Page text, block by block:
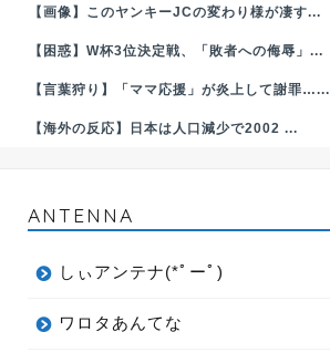
【画像】このヤンキーJCの変わり様が凄す...
【困惑】W杯3位決定戦、「敗者への侮辱」...
【言葉狩り】「ママ応援」が炎上して謝罪…...
【海外の反応】日本は人口減少で2002 ...
ANTENNA
しぃアンテナ(*ﾟーﾟ)
ワロタあんてな